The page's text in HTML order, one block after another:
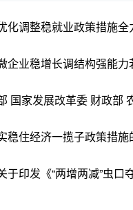
化调整稳就业政策措施
企业稳增长调结构强能力
稳住经济一揽子政策措施
于印发《“两增两减”虫口